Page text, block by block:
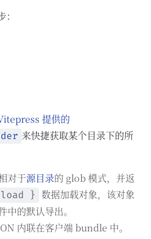
提供的
来快捷获取某个目录下的所
对于源目录的 glob 模式，并返
} 数据加载对象，该对象
中的默认导出。
内联在客户端 bundle 中。